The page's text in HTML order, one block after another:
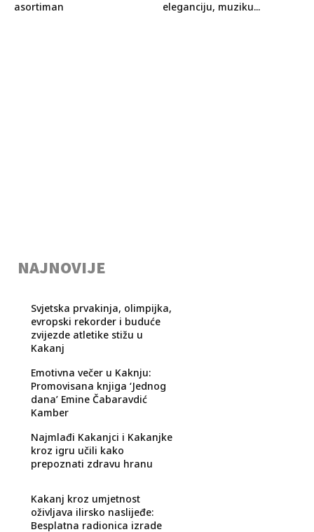
asortiman
eleganciju, muziku...
NAJNOVIJE
Svjetska prvakinja, olimpijka,
evropski rekorder i buduće
zvijezde atletike stižu u
Kakanj
Emotivna večer u Kaknju:
Promovisana knjiga ‘Jednog
dana’ Emine Čabaravdić
Kamber
Najmlađi Kakanjci i Kakanjke
kroz igru učili kako
prepoznati zdravu hranu
Kakanj kroz umjetnost
oživljava ilirsko naslijeđe:
Besplatna radionica izrade